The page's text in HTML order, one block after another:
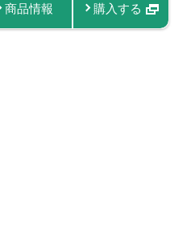
商品情報 購入す
商品情報
商品情報
商品情報 購入する
商品情報 購入する